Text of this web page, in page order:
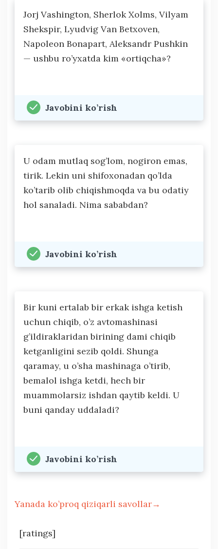
Jorj Vashington, Sherlok Xolms, Vilyam
Shekspir, Lyudvig Van Betxoven,
Napoleon Bonapart, Aleksandr Pushkin
— ushbu ro’yxatda kim «ortiqcha»?
Javobini ko’rish
U odam mutlaq sog’lom, nogiron emas,
tirik. Lekin uni shifoxonadan qo’lda
ko’tarib olib chiqishmoqda va bu odatiy
hol sanaladi. Nima sababdan?
Javobini ko’rish
Bir kuni ertalab bir erkak ishga ketish
uchun chiqib, o’z avtomashinasi
g’ildiraklaridan birining dami chiqib
ketganligini sezib qoldi. Shunga
qaramay, u o’sha mashinaga o’tirib,
bemalol ishga ketdi, hech bir
muammolarsiz ishdan qaytib keldi. U
buni qanday uddaladi?
Javobini ko’rish
Yanada ko’proq qiziqarli savollar→
[ratings]